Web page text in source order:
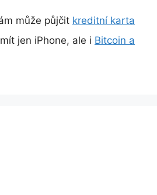
může půjčit kreditní karta
jen iPhone, ale i Bitcoin a